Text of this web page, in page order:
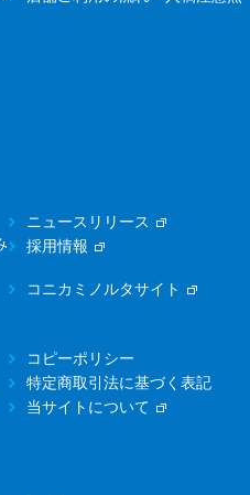
ニュースリリース
採用情報
コニカミノルタサイト
コピーポリシー
特定商取引法に基づく表記
当サイトについて